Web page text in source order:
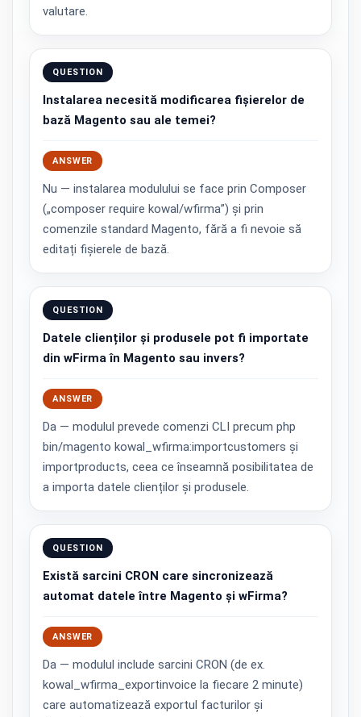
valutare.
QUESTION
Instalarea necesită modificarea fișierelor de
bază Magento sau ale temei?
ANSWER
Nu — instalarea modulului se face prin Composer
(„composer require kowal/wfirma”) și prin
comenzile standard Magento, fără a fi nevoie să
editați fișierele de bază.
QUESTION
Datele clienților și produsele pot fi importate
din wFirma în Magento sau invers?
ANSWER
Da — modulul prevede comenzi CLI precum php
bin/magento kowal_wfirma:importcustomers și
importproducts, ceea ce înseamnă posibilitatea de
a importa datele clienților și produsele.
QUESTION
Există sarcini CRON care sincronizează
automat datele între Magento și wFirma?
ANSWER
Da — modulul include sarcini CRON (de ex.
kowal_wfirma_exportinvoice la fiecare 2 minute)
care automatizează exportul facturilor și